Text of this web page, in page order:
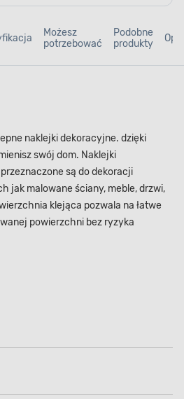
Możesz
potrzebować
Podobne
produkty
naklejki dekoracyjne. dzięki
swój dom. Naklejki
są do dekoracji
jak malowane ściany, meble, drzwi,
klejąca pozwala na łatwe
powierzchni bez ryzyka